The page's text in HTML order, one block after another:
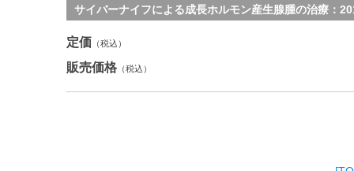
サイバーナイフによる成長ホルモン産生腺腫の治療：
定価 （税込）
販売価格 （税込）